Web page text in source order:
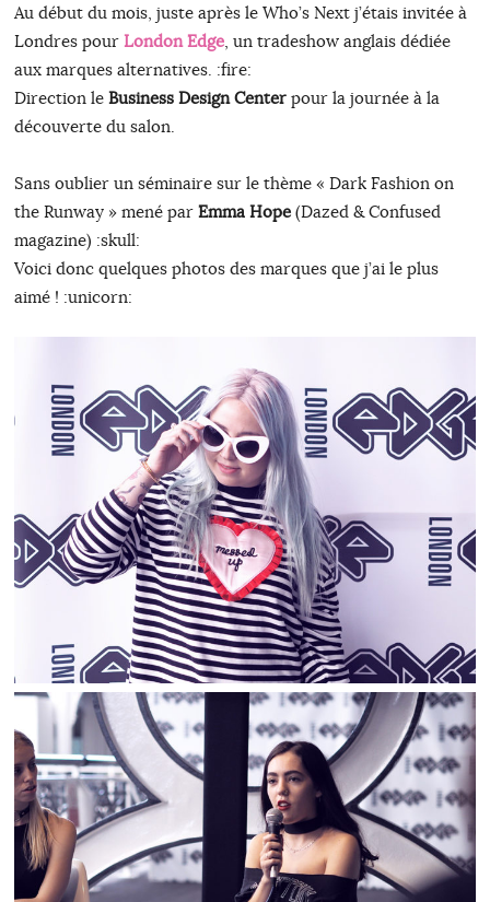
Au début du mois, juste après le Who’s Next j’étais invitée à
Londres pour London Edge, un tradeshow anglais dédiée
aux marques alternatives. :fire:
Direction le Business Design Centerpour la journée à la
découverte du salon.
Sans oublier un séminaire sur le thème « Dark Fashion on
the Runway » mené par Emma Hope(Dazed & Confused
magazine) :skull:
Voici donc quelques photos des marques que j’ai le plus
aimé ! :unicorn: